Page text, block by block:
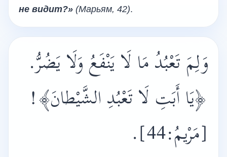
не видит?» (Марьям, 42).
وَلِمَ تَعْبُدُ مَا لَا يَنْفَعُ وَلَا يَضُرُّ.
﴿يَا أَبَتِ لَا تَعْبُدِ الشَّيْطانَ﴾!
[مَرْيمُ:44]
.